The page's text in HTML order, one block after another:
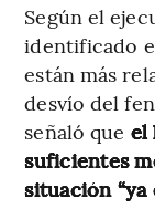
Según el
identificado
están más
desvío del
señaló que el
suficientes
situación “ya